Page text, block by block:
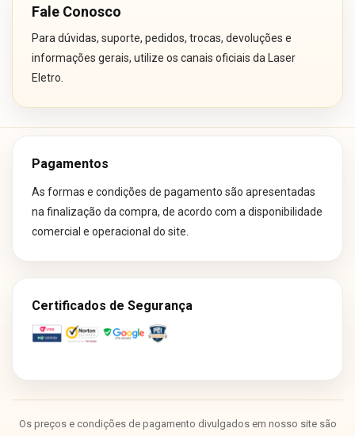
Fale Conosco
Para dúvidas, suporte, pedidos, trocas, devoluções e
informações gerais, utilize os canais oficiais da Laser
Eletro.
Pagamentos
As formas e condições de pagamento são apresentadas
na finalização da compra, de acordo com a disponibilidade
comercial e operacional do site.
Certificados de Segurança
Os preços e condições de pagamento divulgados em nosso site são